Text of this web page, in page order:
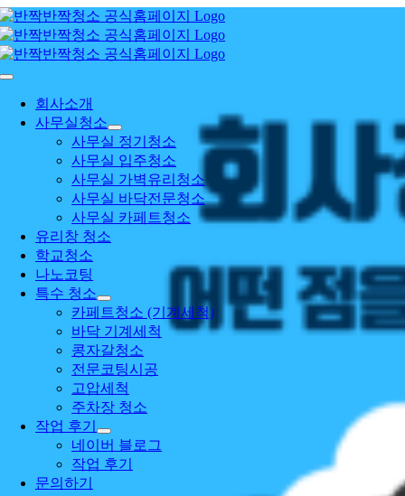
콘
텐
츠
로
Toggle
Navigation회사소개
사무실청소
사무실 정기청소
사무실 입주청소
사무실 가벽유리청소
사무실 바닥전문청소
사무실 카페트청소
유리창 청소
학교청소
나노코팅
특수 청소
카페트청소 (기계세척)
바닥 기계세척
콩자갈청소
전문코팅시공
고압세척
주차장 청소
작업 후기
네이버 블로그
작업 후기
문의하기